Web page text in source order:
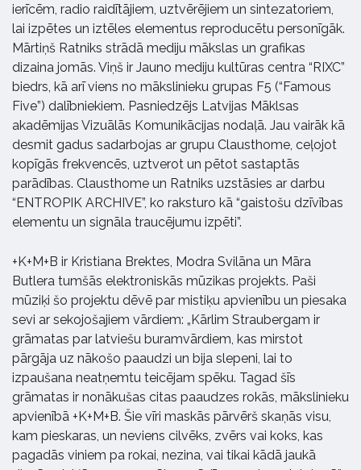
ierīcēm, radio raidītājiem, uztvērējiem un sintezatoriem,
lai izpētes un iztēles elementus reproducētu personīgāk.
Mārtiņš Ratniks strādā mediju mākslas un grafikas
dizaina jomās. Viņš ir Jauno mediju kultūras centra “RIXC”
biedrs, kā arī viens no mākslinieku grupas F5 (“Famous
Five”) dalībniekiem. Pasniedzējs Latvijas Māklsas
akadēmijas Vizuālās Komunikācijas nodaļā. Jau vairāk kā
desmit gadus sadarbojas ar grupu Clausthome, ceļojot
kopīgās frekvencēs, uztverot un pētot sastaptās
parādības. Clausthome un Ratniks uzstāsies ar darbu
“ENTROPIK ARCHIVE”, ko raksturo kā “gaistošu dzīvības
elementu un signāla traucējumu izpēti”.
+K+M+B ir Kristiana Brektes, Modra Svilāna un Māra
Butlera tumšās elektroniskās mūzikas projekts. Paši
mūziķi šo projektu dēvē par mistiķu apvienību un piesaka
sevi ar sekojošajiem vārdiem: „Kārlim Straubergam ir
grāmatas par latviešu buramvārdiem, kas mirstot
pārgāja uz nākošo paaudzi un bija slepeni, lai to
izpaušana neatņemtu teicējam spēku. Tagad šīs
grāmatas ir nonākušas citas paaudzes rokās, mākslinieku
apvienībā +K+M+B. Šie vīri maskās pārvērš skaņās visu,
kam pieskaras, un neviens cilvēks, zvērs vai koks, kas
pagadās viniem pa rokai, nezina, vai tikai kādā jaukā